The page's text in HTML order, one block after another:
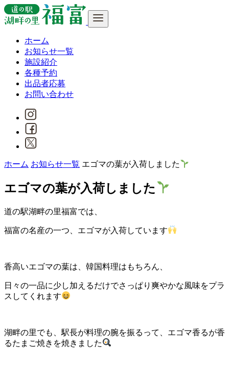
ホーム
お知らせ一覧
施設紹介
各種予約
出品者応募
お問い合わせ
ホーム お知らせ一覧 エゴマの葉が入荷しました
エゴマの葉が入荷しました
道の駅湖畔の里福富では、
福富の名産の一つ、エゴマが入荷しています
香高いエゴマの葉は、韓国料理はもちろん、
日々の一品に少し加えるだけでさっぱり爽やかな風味をプラ
スしてくれます
湖畔の里でも、駅長が料理の腕を振るって、エゴマ香るが香
るたまご焼きを焼きました